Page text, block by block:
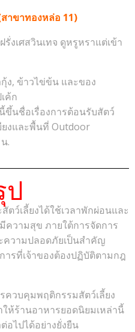
าขาทองหล่อ 11)
งเศสวินเทจ ดูหรูหราแต่เข้า
ง, ข้าวไข่ข้น และของ
ค้ก
ขึ้นชื่อเรื่องการต้อนรับสัตว์
ยงและพื้นที่ Outdoor
.
ป
ตว์เลี้ยงได้ใช้เวลาพักผ่อนและ
ความสุข ภายใต้การจัดการ
วามปลอดภัยเป็นสำคัญ
รที่เจ้าของต้องปฏิบัติตามกฎ
ควบคุมพฤติกรรมสัตว์เลี้ยง
ห้ร้านอาหารยอดนิยมเหล่านี้
อไปได้อย่างยั่งยืน